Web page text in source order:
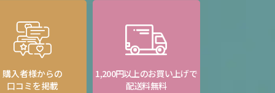
購入者様からの
口コミを掲載
1,200円以上のお買い上げで
配送料無料